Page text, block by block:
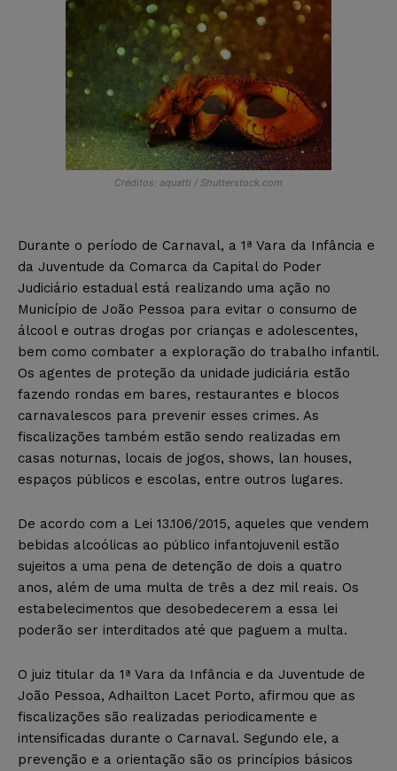
Créditos: aquatti / Shutterstock.com
Durante o período de Carnaval, a 1ª Vara da Infância e
da Juventude da Comarca da Capital do Poder
Judiciário estadual está realizando uma ação no
Município de João Pessoa para evitar o consumo de
álcool e outras drogas por crianças e adolescentes,
bem como combater a exploração do trabalho infantil.
Os agentes de proteção da unidade judiciária estão
fazendo rondas em bares, restaurantes e blocos
carnavalescos para prevenir esses crimes. As
fiscalizações também estão sendo realizadas em
casas noturnas, locais de jogos, shows, lan houses,
espaços públicos e escolas, entre outros lugares.
De acordo com a Lei 13.106/2015, aqueles que vendem
bebidas alcoólicas ao público infantojuvenil estão
sujeitos a uma pena de detenção de dois a quatro
anos, além de uma multa de três a dez mil reais. Os
estabelecimentos que desobedecerem a essa lei
poderão ser interditados até que paguem a multa.
O juiz titular da 1ª Vara da Infância e da Juventude de
João Pessoa, Adhailton Lacet Porto, afirmou que as
fiscalizações são realizadas periodicamente e
intensificadas durante o Carnaval. Segundo ele, a
prevenção e a orientação são os princípios básicos